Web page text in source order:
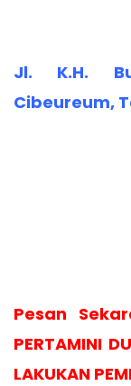
Jl. K.H.
Cibeureum,
Pesan
PERTAMINI
LAKUKAN